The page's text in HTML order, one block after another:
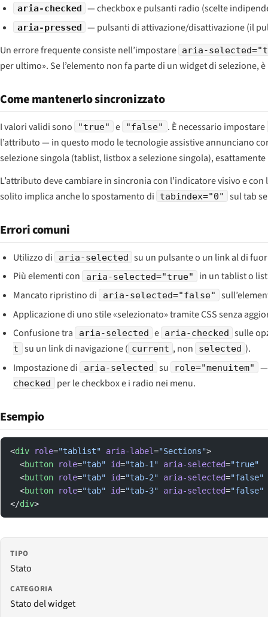
aria-checked — checkbox e pulsanti radio (scelte
aria-pressed — pulsanti di attivazione/disattivazione (il
Un errore frequente consiste nell’impostare aria-
per ultimo». Se l’elemento non fa parte di un widget di selezione,
Come mantenerlo sincronizzato
I valori validi sono "true" e "false" . È necessario impostare
l’attributo — in questo modo le tecnologie assistive annunciano
selezione singola (tablist, listbox a selezione singola),
L’attributo deve cambiare in sincronia con l’indicatore visivo e
solito implica anche lo spostamento di
tabindex="0" sul tab
Errori comuni
Utilizzo di aria-selected su un pulsante o un link al di
Più elementi con
aria-selected="true"
in un tablist o
Mancato ripristino di
aria-selected="false"
Applicazione di uno stile «selezionato» tramite CSS senza
Confusione tra
aria-selected e aria-checked sulle
t su un link di navigazione ( current , non selected ).
Impostazione di
aria-selected su role="menuitem" —
checked per le checkbox e i radio nei menu.
Esempio
<div role="tablist" aria-label="Sections">
  <
button role="tab" id="tab-1" aria-selected="true"
  <
button role="tab" id="tab-2" aria-selected="false"
  <
button role="tab" id="tab-3" aria-selected="false"
</div>
TIPO
Stato
CATEGORIA
Stato del widget